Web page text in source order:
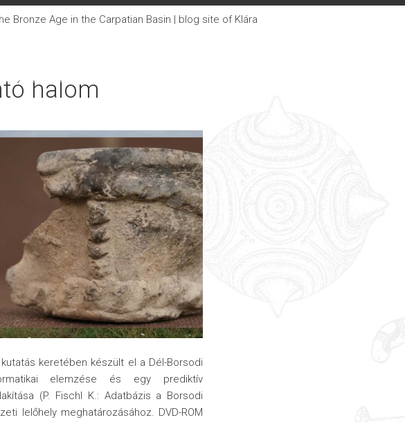
Bronze Age in the Carpatian Basin | blog site of Klára
halom
keretében készült el a Dél-Borsodi
elemzése és egy prediktív
(P. Fischl K.: Adatbázis a Borsodi
lelőhely meghatározásához. DVD-ROM